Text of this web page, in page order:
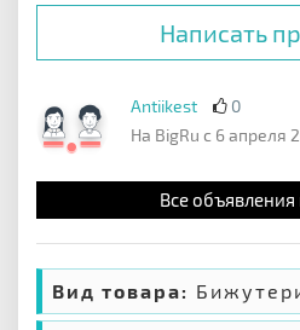
Написать
Antiikest
0
На BigRu с 6 апреля
Все
Вид товара: